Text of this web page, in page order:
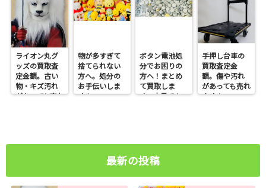
ライオン丸グ
ッズの買取査
定金額。古い
物・キズ汚れ
があっても売れ
物が多すぎて
捨てられない
方へ。処分の
お手伝いしま
す！
ボタン電池処
分でお困りの
方へ！まとめ
て買取しま
す。大量でも
手押し台車の
買取査定金
額。傷や汚れ
があっても売れ
ます！
最新の投稿